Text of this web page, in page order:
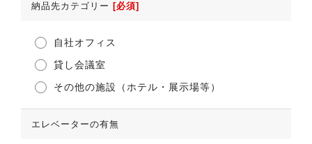
納品先カテゴリー [必須]
自社オフィス
貸し会議室
その他の施設（ホテル・展示場等）
エレベーターの有無